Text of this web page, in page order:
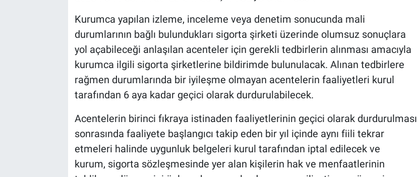
Kurumca yapılan izleme, inceleme veya denetim sonucunda mali
durumlarının bağlı bulundukları sigorta şirketi üzerinde olumsuz sonuçlara
yol açabileceği anlaşılan acenteler için gerekli tedbirlerin alınması amacıyla
kurumca ilgili sigorta şirketlerine bildirimde bulunulacak. Alınan tedbirlere
rağmen durumlarında bir iyileşme olmayan acentelerin faaliyetleri kurul
tarafından 6 aya kadar geçici olarak durdurulabilecek.
Acentelerin birinci fıkraya istinaden faaliyetlerinin geçici olarak durdurulması
sonrasında faaliyete başlangıcı takip eden bir yıl içinde aynı fiili tekrar
etmeleri halinde uygunluk belgeleri kurul tarafından iptal edilecek ve
kurum, sigorta sözleşmesinde yer alan kişilerin hak ve menfaatlerinin